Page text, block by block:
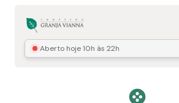
Aberto hoje10h às 22h